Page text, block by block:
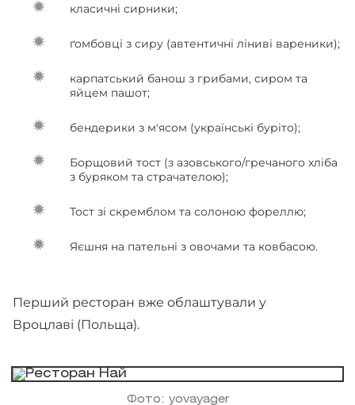
класичні сирники;
ґомбовці з сиру (автентичні ліниві вареники);
карпатський банош з грибами, сиром та
яйцем пашот;
бендерики з м'ясом (українські буріто);
Борщовий тост (з азовського/гречаного хліба
з буряком та страчателою);
Тост зі скремблом та солоною фореллю;
Яєшня на пательні з овочами та ковбасою.
Перший ресторан вже облаштували у
Вроцлаві (Польща).
Фото: yovayager